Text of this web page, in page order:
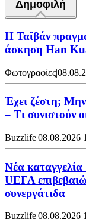
Δημοφιλή
Η Ταϊβάν
άσκηση Han
Φωτογραφίες|
Έχει ζέστη; Μην
– Τι συνιστούν
Buzzlife|08.08.2026
Νέα καταγγελία
UEFA
συνεργάτιδα
Buzzlife08.08.2026